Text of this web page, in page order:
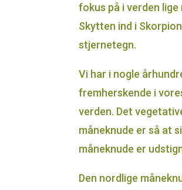
fokus på i verden
Skytten ind i
stjernetegn.
Vi har i nogle
fremherskende i
verden. Det
måneknude er så at
måneknude er
Den nordlige